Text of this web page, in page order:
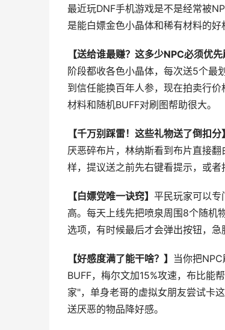
最近玩DNF手机游戏是不是经常被
是能白嫖金色小晶体和稀有材料的
【送给谁最赚？这多少NPC必须优先
阶段都收各色小晶体，每次送5个最
到信任能换百年人参，现在拍卖行
材料和随机BUFF对刷图帮助很大。
【千万别踩雷！这些礼物送了倒扣分】
厌恶碎布片，林纳斯看到布片直接
样，提议送之前先右键看提示，或者
【白嫖党唯一诀窍】 平民玩家可以专
高。每天上线先把喷泉周围8个随机
选项，有时候最后才会弹出按钮，急
【好感度满了能干啥？】
当你把
BUFF，梅尔文加15%攻速，布比能
家"，单身老哥的虚拟女朋友尝试卡
送厌恶的物品降好感。